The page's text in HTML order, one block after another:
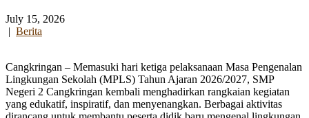
July 15, 2026
| Berita
Cangkringan – Memasuki hari ketiga pelaksanaan Masa Pengenalan
Lingkungan Sekolah (MPLS) Tahun Ajaran 2026/2027, SMP
Negeri 2 Cangkringan kembali menghadirkan rangkaian kegiatan
yang edukatif, inspiratif, dan menyenangkan. Berbagai aktivitas